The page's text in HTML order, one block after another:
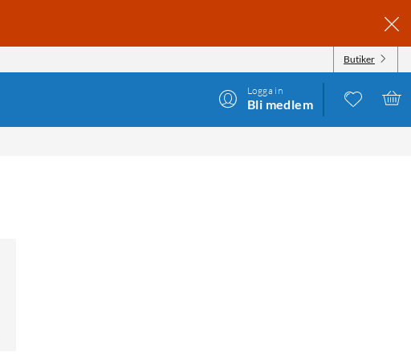
Butiker
Logga in
Bli medlem